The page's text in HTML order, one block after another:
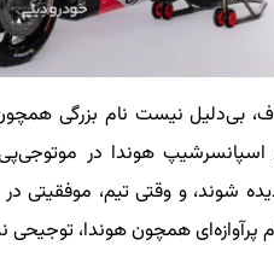
بی‌دلیل نیست نام بزرگی
اسپانسرشیپ هوندا در
شوند، و وقتی تیم، موفقیتی
پرآوازه‌ای همچون هوندا، توجیحی